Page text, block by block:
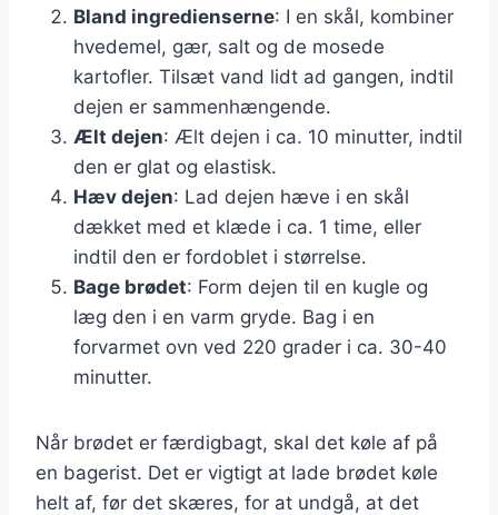
Bland ingredienserne: I en skål, kombiner
hvedemel, gær, salt og de mosede
kartofler. Tilsæt vand lidt ad gangen, indtil
dejen er sammenhængende.
Ælt dejen: Ælt dejen i ca. 10 minutter, indtil
den er glat og elastisk.
Hæv dejen: Lad dejen hæve i en skål
dækket med et klæde i ca. 1 time, eller
indtil den er fordoblet i størrelse.
Bage brødet: Form dejen til en kugle og
læg den i en varm gryde. Bag i en
forvarmet ovn ved 220 grader i ca. 30-40
minutter.
Når brødet er færdigbagt, skal det køle af på
en bagerist. Det er vigtigt at lade brødet køle
helt af, før det skæres, for at undgå, at det